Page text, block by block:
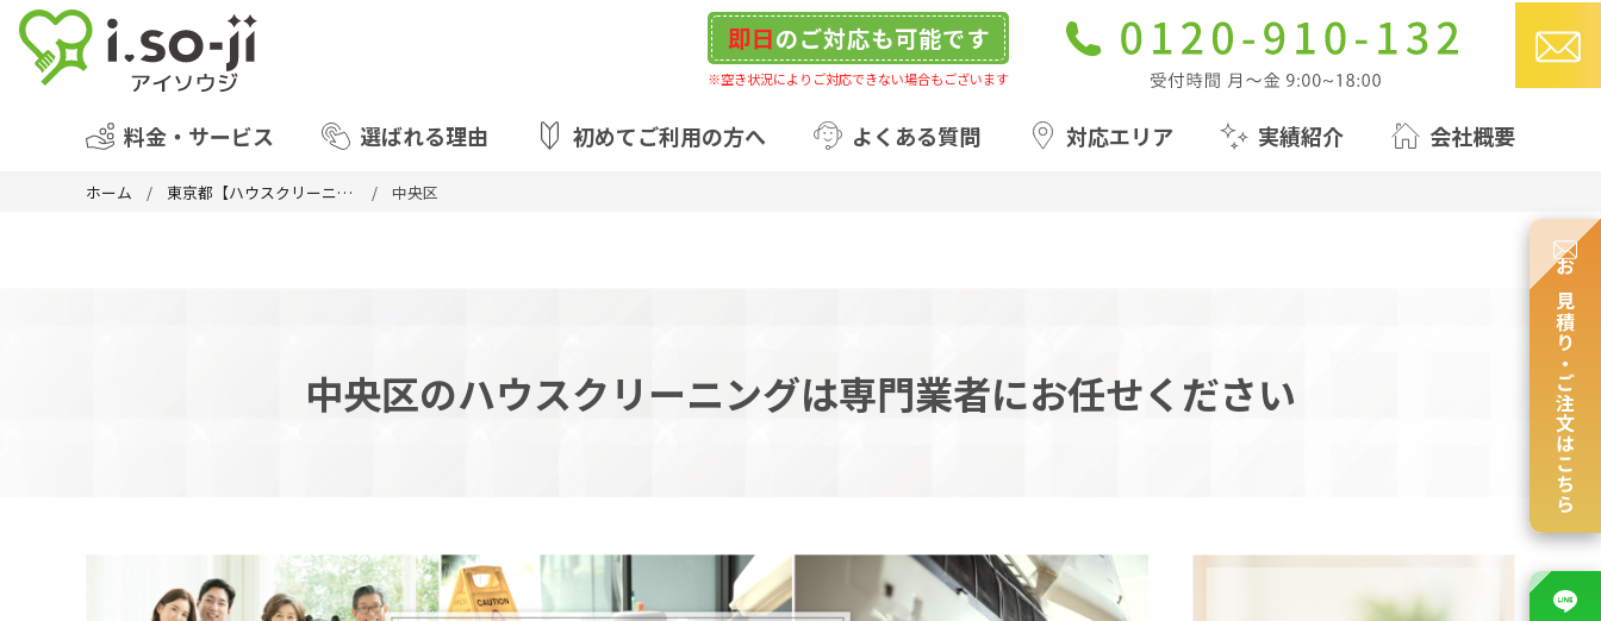
即日のご対応も可能です
※空き状況によりご対応できない場合もございます
料金・サービス 選ばれる理由 初めてご利用の方へ よくある質問 対応エリア 実績紹介 会社概要
ホーム 東京都【ハウスクリーニング】 中央区
中央区のハウスクリーニングは専門業者にお任せください お見積り・ご注文はこちら